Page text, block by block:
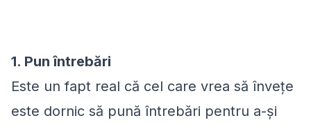
1. Pun întrebări
Este un fapt real că cel care vrea să învețe
este dornic să pună întrebări pentru a-și